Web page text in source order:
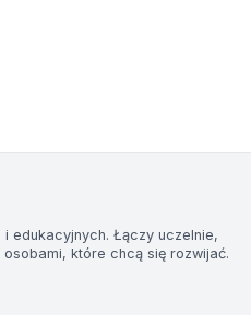
edukacyjnych. Łączy uczelnie,
które chcą się rozwijać.